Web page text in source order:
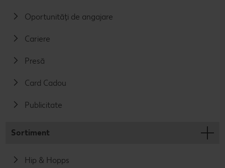
Oportunități de angajare
Cariere
Presă
Card Cadou
Publicitate
Sortiment
Hip & Hopps